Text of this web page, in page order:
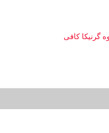
گرنیکا کافی